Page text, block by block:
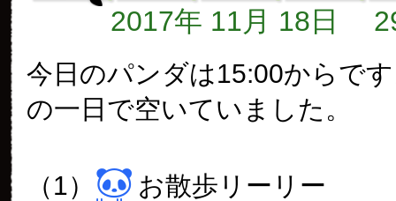
2017年 11月 18日
今日のパンダは15:00からで
の一日で空いていました。
（1） お散歩リーリー